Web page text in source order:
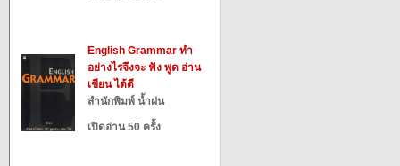
English Grammar ทำ
อย่างไรจึงจะ ฟัง พูด อ่าน
เขียน ได้ดี
สำนักพิมพ์ น้ำฝน
เปิดอ่าน 50 ครั้ง